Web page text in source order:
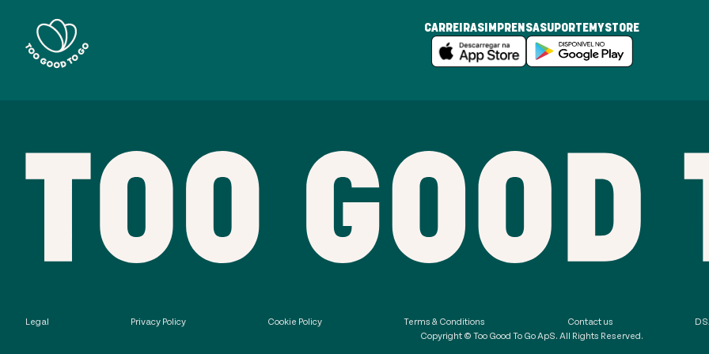
CARREIRAS IMPRENSASUPORTE MYSTORE
Legal Privacy Policy Cookie Policy Terms & Conditions Contact us
Copyright © Too Good To Go ApS. All Rights Reserved.